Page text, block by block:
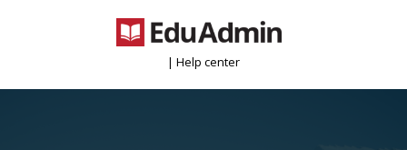
| Help center